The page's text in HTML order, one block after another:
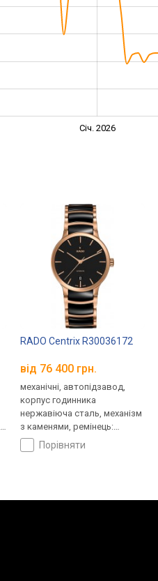
Січ. 2026
RADO Centrix R30036172
від 76 400 грн.
механічні, автопідзавод,
корпус годинника
нержавіюча сталь, механізм
з каменями, ремінець:
браслет сталь, WR 30,
Швейцарія
порівняти